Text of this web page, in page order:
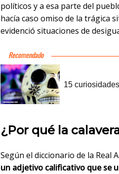
políticos y a esa parte del
hacía caso omiso de la trágica
evidenció situaciones de
¿Por qué la
Según el diccionario de la Real
un adjetivo calificativo que se